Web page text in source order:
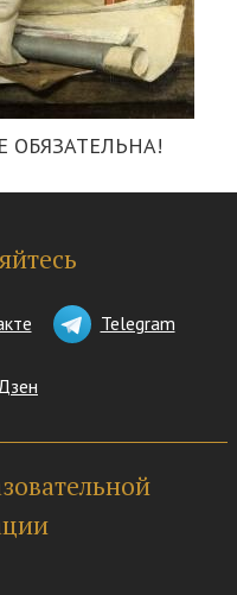
ОБЯЗАТЕЛЬНА!
Telegram